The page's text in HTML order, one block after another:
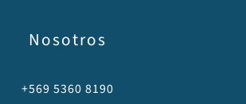
Nosotros
+569 5360 8190